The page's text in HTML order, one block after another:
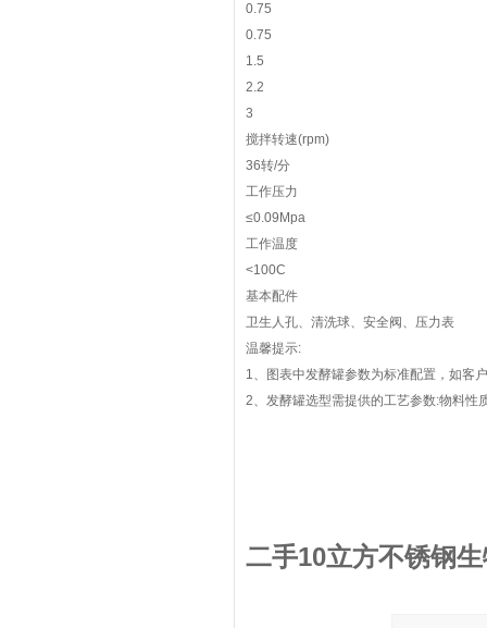
0.75
0.75
1.5
2.2
3
搅拌转速(rpm)
36转/分
工作压力
≤0.09Mpa
工作温度
<100C
基本配件
卫生人孔、清洗球、安全阀、压力表
温馨提示:
1、图表中发酵罐参数为标准配置，如客
2、发酵罐选型需提供的工艺参数:物料性
二手10立方不锈钢